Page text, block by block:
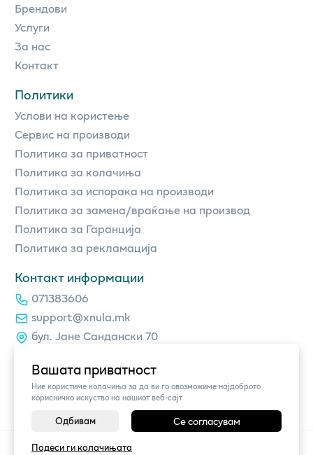
Вашата приватност
Ние користиме колачиња за да ви го овозможиме најдоброто
корисничко искуство на нашиот веб-сајт
Одбивам Се согласувам
Подеси ги колачињата
Брендови
Услуги
За нас
Контакт
Политики
Услови на користење
Сервис на производи
Политика за приватност
Политика за колачиња
Политика за испорака на производи
Политика за замена/враќање на производ
Политика за Гаранција
Политика за рекламација
Контакт информации
071383606
support@xnula.mk
бул. Јане Сандански 70
©2026Vendor x